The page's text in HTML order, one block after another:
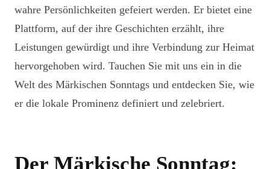
wahre Persönlichkeiten gefeiert werden. Er bietet eine
Plattform, auf der ihre Geschichten erzählt, ihre
Leistungen gewürdigt und ihre Verbindung zur Heimat
hervorgehoben wird. Tauchen Sie mit uns ein in die
Welt des Märkischen Sonntags und entdecken Sie, wie
er die lokale Prominenz definiert und zelebriert.
Der Märkische Sonntag: